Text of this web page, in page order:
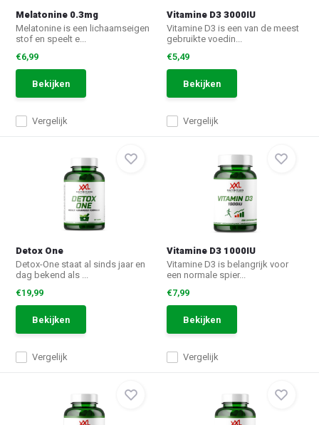
Melatonine 0.3mg
Melatonine is een lichaamseigen
stof en speelt e...
Vergelijk
€6,99
Bekijken
Vitamine D3 3000IU
Vitamine D3 is een van de meest
gebruikte voedin...
Vergelijk
€5,49
Bekijken
Detox One
Detox-One staat al sinds jaar en
dag bekend als ...
Vergelijk
€19,99
Bekijken
Vitamine D3 1000IU
Vitamine D3 is belangrijk voor
een normale spier...
Vergelijk
€7,99
Bekijken